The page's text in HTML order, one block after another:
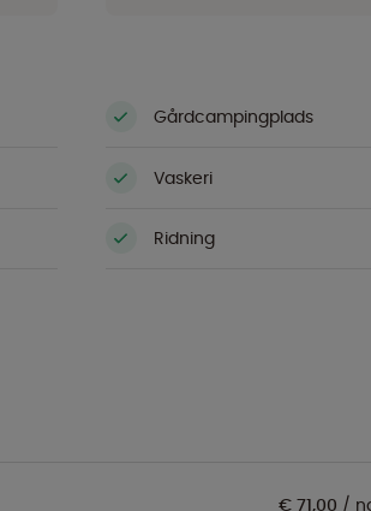
Gårdcampingplads
Vaskeri
Ridning
€ 71,00